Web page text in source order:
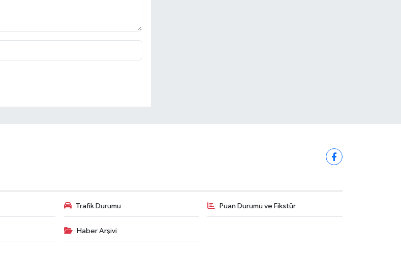
Trafik Durumu Puan Durumu ve Fikstür
Haber Arşivi